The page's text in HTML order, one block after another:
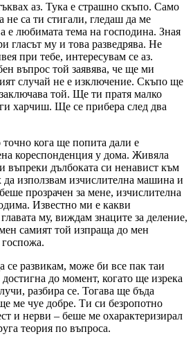
аз. Тука е страшно скъпо. Само
са ти стигали, гледаш да ме
е любимата тема на господина. Зная
гласът му и това разведрява. Не
при тебе, интересувам се аз.
въпрос той заявява, че ще ми
случай не е изключение. Скъпо ще
той. Ще ти пратя малко
харчиш. Ще се прибера след два
кога ще попита дали е
кореспонденция у дома. Живяла
въпреки дълбоката си ненавист към
да използвам изчислителна машина и
прозрачен за мене, изчислителна
Известно ми е какви
му, виждам знаците за деление,
самият той изпраща до мен
се развикам, може би все пак таи
до момент, когато ще изрека
разбира се. Тогава ще бъда
ме чуе добре. Ти си безропотно
и нерви – беше ме охарактеризирал
теория по въпроса.